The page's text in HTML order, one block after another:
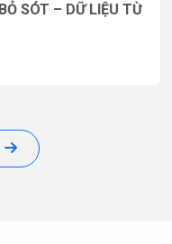
SÓT – DỮ LIỆU TỪ